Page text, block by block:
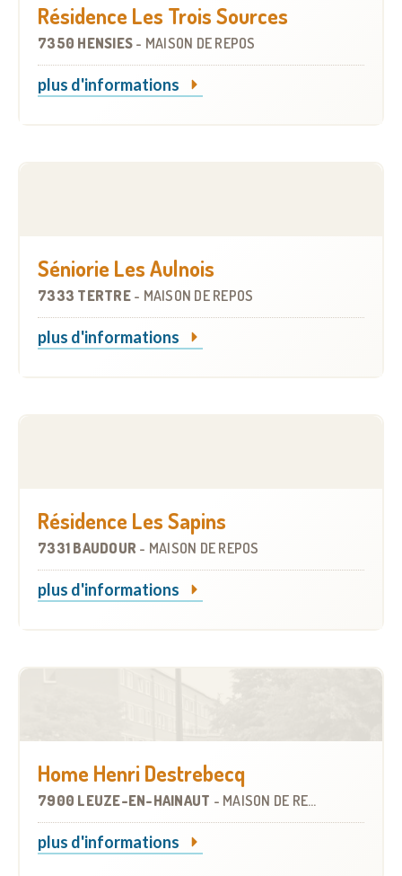
Résidence Les Trois Sources
7350 HENSIES - MAISON DE REPOS
plus d'informations
Séniorie Les Aulnois
7333 TERTRE - MAISON DE REPOS
plus d'informations
Résidence Les Sapins
7331 BAUDOUR - MAISON DE REPOS
plus d'informations
Home Henri Destrebecq
7900 LEUZE-EN-HAINAUT - MAISON DE REPOS
plus d'informations